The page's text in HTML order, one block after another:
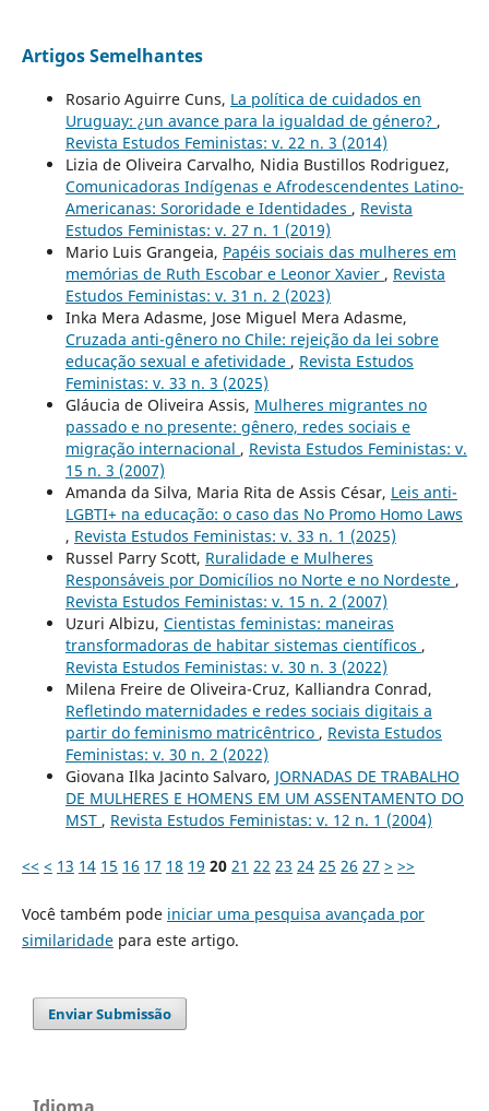
Artigos Semelhantes
Rosario Aguirre Cuns, La política de cuidados en
Uruguay: ¿un avance para la igualdad de género? ,
Revista Estudos Feministas: v. 22 n. 3 (2014)
Lizia de Oliveira Carvalho, Nidia Bustillos Rodriguez,
Comunicadoras Indígenas e Afrodescendentes Latino-
Americanas: Sororidade e Identidades , Revista
Estudos Feministas: v. 27 n. 1 (2019)
Mario Luis Grangeia, Papéis sociais das mulheres em
memórias de Ruth Escobar e Leonor Xavier , Revista
Estudos Feministas: v. 31 n. 2 (2023)
Inka Mera Adasme, Jose Miguel Mera Adasme,
Cruzada anti-gênero no Chile: rejeição da lei sobre
educação sexual e afetividade , Revista Estudos
Feministas: v. 33 n. 3 (2025)
Gláucia de Oliveira Assis, Mulheres migrantes no
passado e no presente: gênero, redes sociais e
migração internacional , Revista Estudos Feministas: v.
15 n. 3 (2007)
Amanda da Silva, Maria Rita de Assis César, Leis anti-
LGBTI+ na educação: o caso das No Promo Homo Laws
, Revista Estudos Feministas: v. 33 n. 1 (2025)
Russel Parry Scott, Ruralidade e Mulheres
Responsáveis por Domicílios no Norte e no Nordeste ,
Revista Estudos Feministas: v. 15 n. 2 (2007)
Uzuri Albizu, Cientistas feministas: maneiras
transformadoras de habitar sistemas científicos ,
Revista Estudos Feministas: v. 30 n. 3 (2022)
Milena Freire de Oliveira-Cruz, Kalliandra Conrad,
Refletindo maternidades e redes sociais digitais a
partir do feminismo matricêntrico , Revista Estudos
Feministas: v. 30 n. 2 (2022)
Giovana Ilka Jacinto Salvaro, JORNADAS DE TRABALHO
DE MULHERES E HOMENS EM UM ASSENTAMENTO DO
MST , Revista Estudos Feministas: v. 12 n. 1 (2004)
<< < 13 14 15 16 17 18 19 20 21 22 23 24 25 26 27 > >>
Você também pode iniciar uma pesquisa avançada por
similaridadepara este artigo.
Enviar Submissão